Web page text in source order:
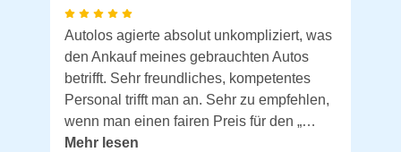
Autolos agierte absolut unkompliziert, was
den Ankauf meines gebrauchten Autos
betrifft. Sehr freundliches, kompetentes
Personal trifft man an. Sehr zu empfehlen,
wenn man einen fairen Preis für den „…
Mehr lesen